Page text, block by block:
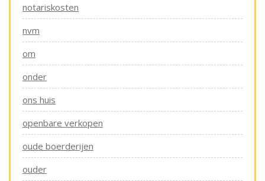
notariskosten
nvm
om
onder
ons huis
openbare verkopen
oude boerderijen
ouder